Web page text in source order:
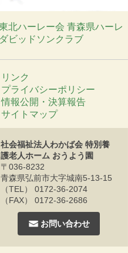
リンク
プライバシーポリシー
情報公開・決算報告
サイトマップ
社会福祉法人わかば会 特別養
護老人ホーム おうよう園
〒036-8232
青森県弘前市大字城南5-13-15
（TEL） 0172-36-2074
（FAX） 0172-36-2686
お問い合わせ